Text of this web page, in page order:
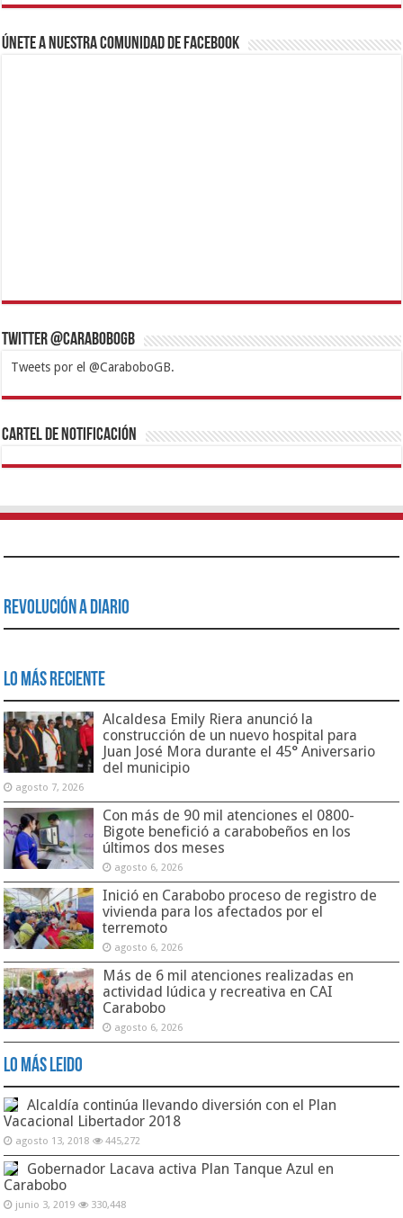
Únete a nuestra comunidad de Facebook
Twitter @CaraboboGB
Tweets por el @CaraboboGB.
1xbetBetturkeyBetistKralbetSupertotobetTipobetMatadorbetMariobet
https://mvbcasino.com/
Cartel de Notificación
Revolución a Diario
Lo Más Reciente
Alcaldesa Emily Riera anunció la
construcción de un nuevo hospital para
Juan José Mora durante el 45° Aniversario
del municipio
agosto 7, 2026
Con más de 90 mil atenciones el 0800-
Bigote benefició a carabobeños en los
últimos dos meses
agosto 6, 2026
Inició en Carabobo proceso de registro de
vivienda para los afectados por el
terremoto
agosto 6, 2026
Más de 6 mil atenciones realizadas en
actividad lúdica y recreativa en CAI
Carabobo
agosto 6, 2026
Lo Más Leido
Alcaldía continúa llevando diversión con el Plan
Vacacional Libertador 2018
agosto 13, 2018 445,272
Gobernador Lacava activa Plan Tanque Azul en
Carabobo
junio 3, 2019 330,448